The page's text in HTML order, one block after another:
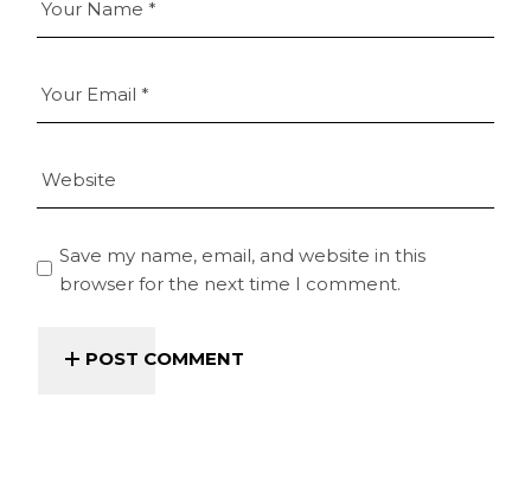
Save my name, email, and website in this
browser for the next time I comment.
POST COMMENT